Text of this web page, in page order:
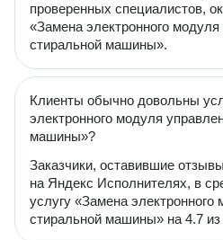
проверенных специалистов,
«Замена электронного модуля
стиральной машины».
Клиенты обычно довольны
электронного модуля
машины»?
Заказчики, оставившие отзывы
на Яндекс Исполнителях, в
услугу «Замена электронного
стиральной машины» на 4.7 из